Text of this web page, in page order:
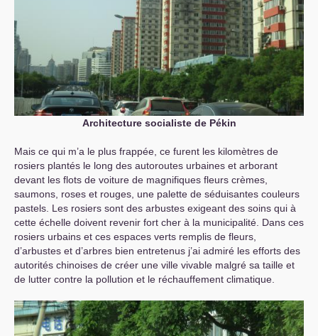
Architecture socialiste de Pékin
Mais ce qui m’a le plus frappée, ce furent les kilomètres de
rosiers plantés le long des autoroutes urbaines et arborant
devant les flots de voiture de magnifiques fleurs crèmes,
saumons, roses et rouges, une palette de séduisantes couleurs
pastels. Les rosiers sont des arbustes exigeant des soins qui à
cette échelle doivent revenir fort cher à la municipalité. Dans ces
rosiers urbains et ces espaces verts remplis de fleurs,
d’arbustes et d’arbres bien entretenus j’ai admiré les efforts des
autorités chinoises de créer une ville vivable malgré sa taille et
de lutter contre la pollution et le réchauffement climatique.